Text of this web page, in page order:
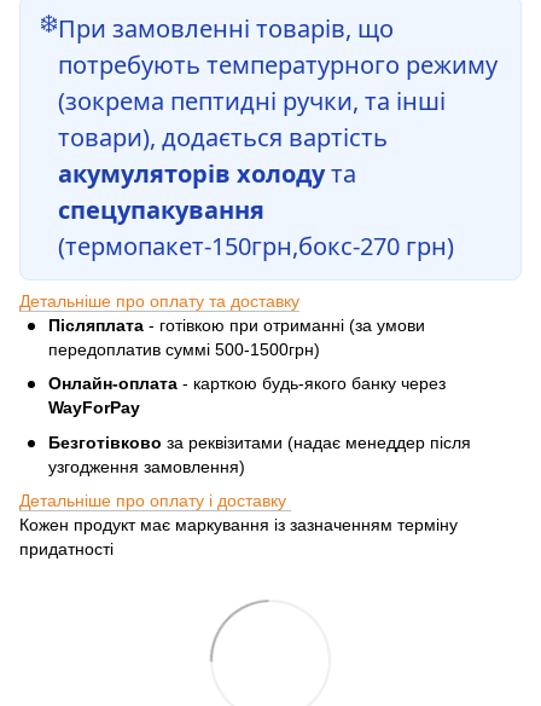
❄️При замовленні товарів, що
потребують температурного режиму
(зокрема пептидні ручки, та інші
товари), додається вартість
акумуляторів холодута
спецупакування
(термопакет-150грн,бокс-270 грн)
Детальніше про оплату та доставку
Післяплата - готівкою при отриманні (за умови
передоплатив суммі 500-1500грн)
Онлайн-оплата - карткою будь-якого банку через
WayForPay
Безготівково за реквізитами (надає менеддер після
узгодження замовлення)
Детальніше про оплату і доставку
Кожен продукт має маркування із зазначенням терміну
придатності